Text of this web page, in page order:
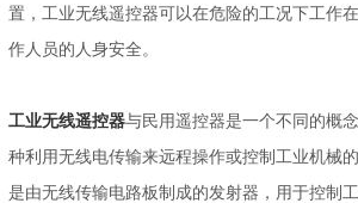
置，工业无线遥控器可以在危险的工况下工作
作人员的人身安全。
工业无线遥控器与民用遥控器是一个不同的概
种利用无线电传输来远程操作或控制工业机械
是由无线传输电路板制成的发射器，用于控制工